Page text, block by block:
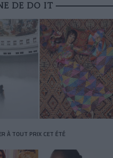
DE DO IT
À TOUT PRIX CET ÉTÉ